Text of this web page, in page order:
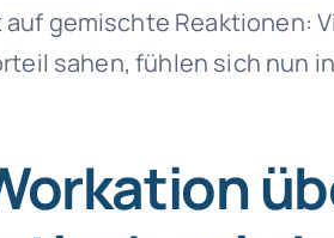
gemischte Reaktionen:
sahen, fühlen sich nun